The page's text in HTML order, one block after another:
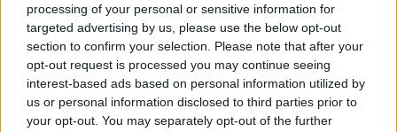
processing of your personal or sensitive information for
targeted advertising by us, please use the below opt-out
section to confirm your selection. Please note that after your
opt-out request is processed you may continue seeing
interest-based ads based on personal information utilized by
us or personal information disclosed to third parties prior to
your opt-out. You may separately opt-out of the further